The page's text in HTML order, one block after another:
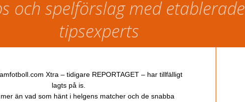
och spelförslag med etablerade
tipsexperts
Xtra – tidigare REPORTAGET – har tillfälligt
lagts på is.
än vad som hänt i helgens matcher och de snabba